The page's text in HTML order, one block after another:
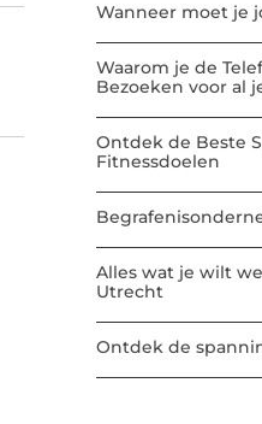
Wanneer moet je
Waarom je de
Bezoeken voor al
Ontdek de Beste
Fitnessdoelen
Alles wat je wilt
Utrecht
Ontdek de